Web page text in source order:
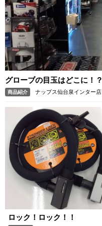
グローブの目玉はどこに！？
商品紹介 ナップス仙台泉インター店
ロック！ロック！！